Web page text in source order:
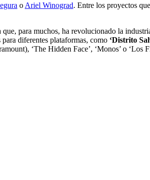
o Ariel Winograd. Entre los proyectos
que, para muchos, ha revolucionado la
diferentes plataformas, como ‘Distrito
‘The Hidden Face’, ‘Monos’ o ‘Los